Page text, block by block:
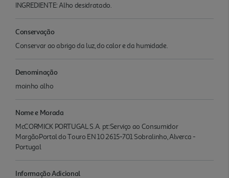
INGREDIENTE: Alho desidratado.
Conservação
Conservar ao abrigo da luz, do calor e da humidade.
Denominação
moinho alho
Nome e Morada
McCORMICK PORTUGAL S.A. pt:Serviço ao Consumidor
MargãoPortal do Touro EN 10 2615-701 Sobralinho, Alverca -
Portugal
Informação Adicional